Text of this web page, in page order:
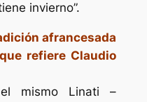
invierno”.
afrancesada
refiere Claudio
mismo Linati –